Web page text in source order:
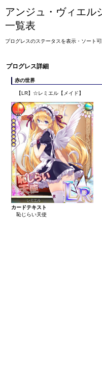
アンジュ・ヴィエル
一覧表
プログレスのステータスを表示・ソート
プログレス詳細
赤の世界
【LR】☆レミエル【メイド】
カードテキスト
恥じらい天使